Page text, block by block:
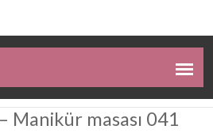
Manikür masası 041